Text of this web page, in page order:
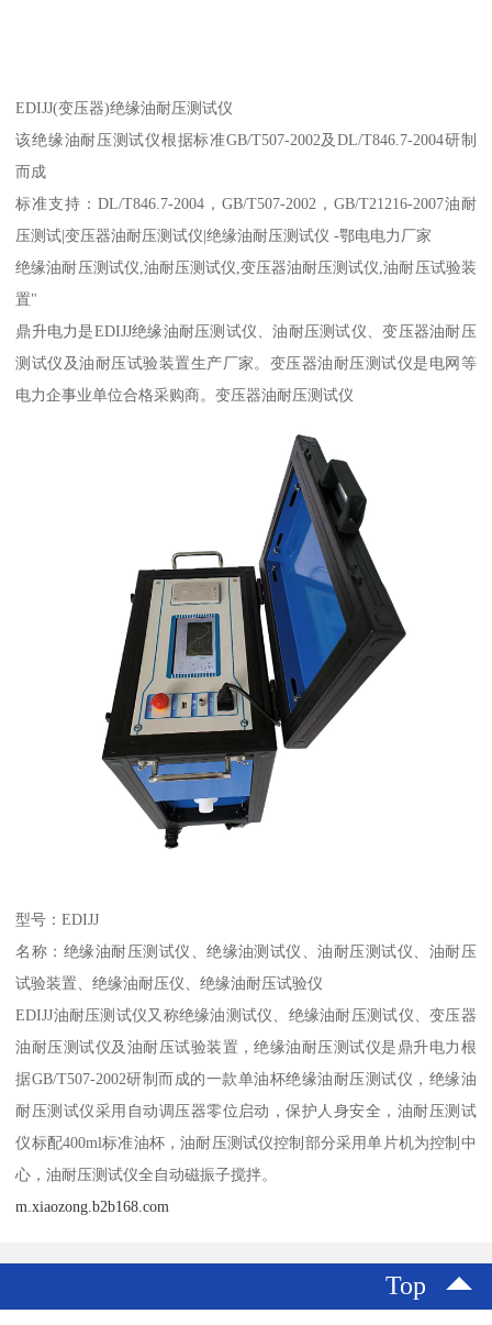
EDIJJ(变压器)绝缘油耐压测试仪
该绝缘油耐压测试仪根据标准GB/T507-2002及DL/T846.7-2004研制
而成
标准支持：DL/T846.7-2004，GB/T507-2002，GB/T21216-2007油耐
压测试|变压器油耐压测试仪|绝缘油耐压测试仪 -鄂电电力厂家
绝缘油耐压测试仪,油耐压测试仪,变压器油耐压测试仪,油耐压试验装
置"
鼎升电力是EDIJJ绝缘油耐压测试仪、油耐压测试仪、变压器油耐压
测试仪及油耐压试验装置生产厂家。变压器油耐压测试仪是电网等
电力企事业单位合格采购商。变压器油耐压测试仪
型号：EDIJJ
名称：绝缘油耐压测试仪、绝缘油测试仪、油耐压测试仪、油耐压
试验装置、绝缘油耐压仪、绝缘油耐压试验仪
EDIJJ油耐压测试仪又称绝缘油测试仪、绝缘油耐压测试仪、变压器
油耐压测试仪及油耐压试验装置，绝缘油耐压测试仪是鼎升电力根
据GB/T507-2002研制而成的一款单油杯绝缘油耐压测试仪，绝缘油
耐压测试仪采用自动调压器零位启动，保护人身安全，油耐压测试
仪标配400ml标准油杯，油耐压测试仪控制部分采用单片机为控制中
心，油耐压测试仪全自动磁振子搅拌。
m.xiaozong.b2b168.com
Top